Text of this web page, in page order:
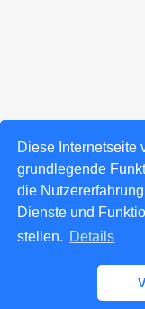
Diese Internetseite
grundlegende
die
Dienste und
stellen. Details